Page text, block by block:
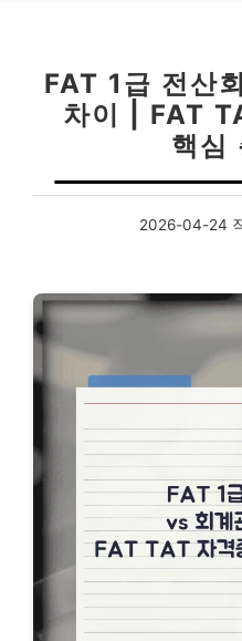
FAT 1급 전산
차이 | FAT
핵심
2026-04-24